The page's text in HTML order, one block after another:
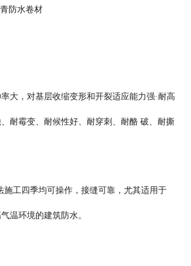
防水卷材
大，对基层收缩变形和开裂适应能力强· 耐高
耐霉变、耐候性好、耐穿刺、耐酪 破、耐撕
施工四季均可操作，接缝可靠，尤其适用于
温环境的建筑防水。